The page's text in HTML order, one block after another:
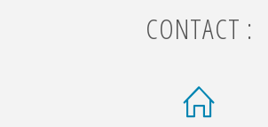
CONTACT :